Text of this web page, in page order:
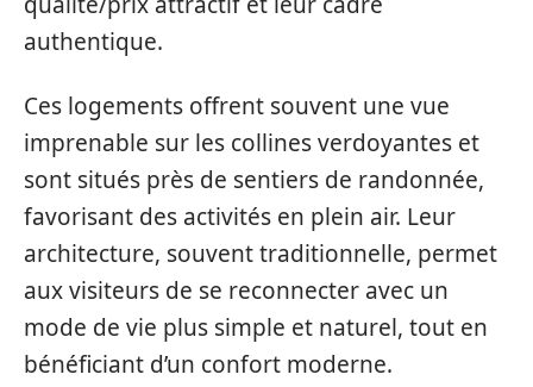
authentique.
Ces logements offrent souvent une vue
imprenable sur les collines verdoyantes et
sont situés près de sentiers de randonnée,
favorisant des activités en plein air. Leur
architecture, souvent traditionnelle, permet
aux visiteurs de se reconnecter avec un
mode de vie plus simple et naturel, tout en
bénéficiant d’un confort moderne.